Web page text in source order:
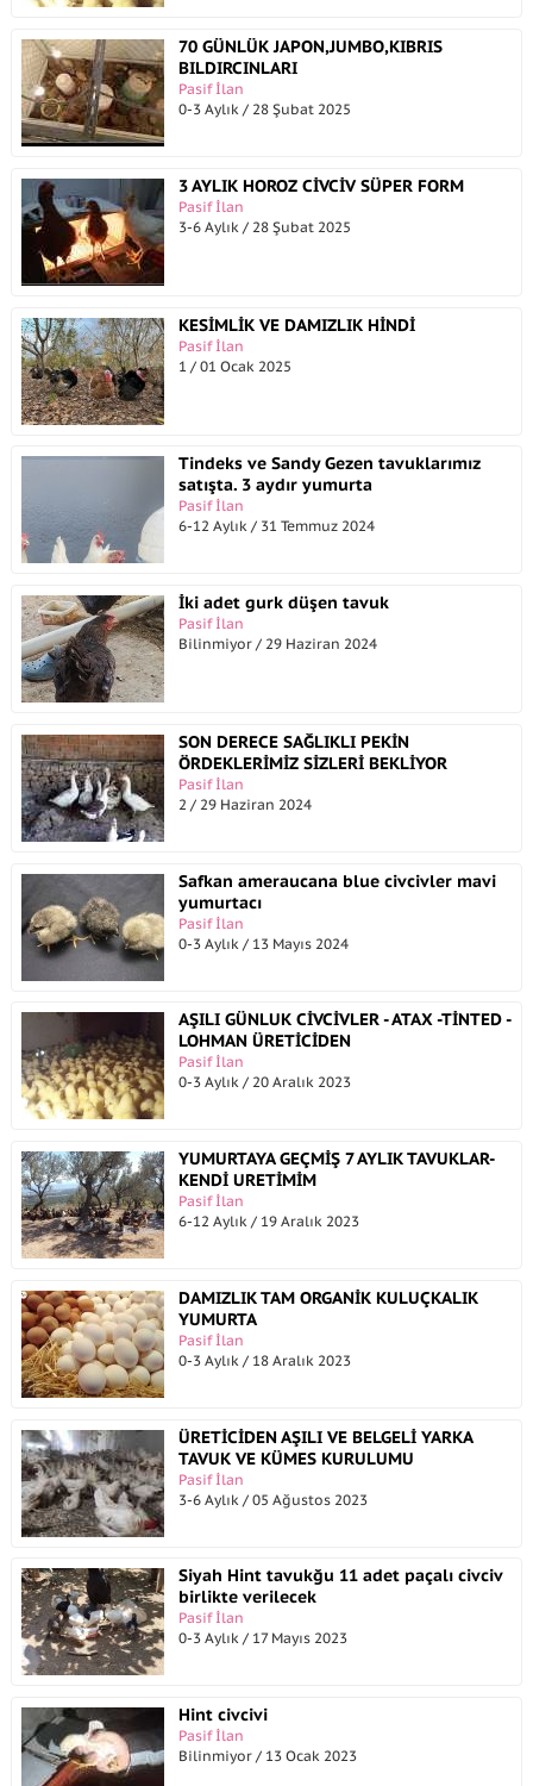
70 GÜNLÜK JAPON,JUMBO,KIBRIS
BILDIRCINLARI
Pasif İlan
0-3 Aylık / 28 Şubat 2025
3 AYLIK HOROZ CİVCİV SÜPER FORM
Pasif İlan
3-6 Aylık / 28 Şubat 2025
KESİMLİK VE DAMIZLIK HİNDİ
Pasif İlan
1 / 01 Ocak 2025
Tindeks ve Sandy Gezen tavuklarımız
satışta. 3 aydır yumurta
Pasif İlan
6-12 Aylık / 31 Temmuz 2024
İki adet gurk düşen tavuk
Pasif İlan
Bilinmiyor / 29 Haziran 2024
SON DERECE SAĞLIKLI PEKİN
ÖRDEKLERİMİZ SİZLERİ BEKLİYOR
Pasif İlan
2 / 29 Haziran 2024
Safkan ameraucana blue civcivler mavi
yumurtacı
Pasif İlan
0-3 Aylık / 13 Mayıs 2024
AŞILI GÜNLUK CİVCİVLER - ATAX -TİNTED -
LOHMAN ÜRETİCİDEN
Pasif İlan
0-3 Aylık / 20 Aralık 2023
YUMURTAYA GEÇMİŞ 7 AYLIK TAVUKLAR-
KENDİ URETİMİM
Pasif İlan
6-12 Aylık / 19 Aralık 2023
DAMIZLIK TAM ORGANİK KULUÇKALIK
YUMURTA
Pasif İlan
0-3 Aylık / 18 Aralık 2023
ÜRETİCİDEN AŞILI VE BELGELİ YARKA
TAVUK VE KÜMES KURULUMU
Pasif İlan
3-6 Aylık / 05 Ağustos 2023
Siyah Hint tavukğu 11 adet paçalı civciv
birlikte verilecek
Pasif İlan
0-3 Aylık / 17 Mayıs 2023
Hint civcivi
Pasif İlan
Bilinmiyor / 13 Ocak 2023